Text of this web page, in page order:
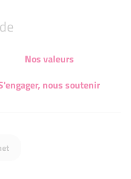
Nos valeurs
nous soutenir